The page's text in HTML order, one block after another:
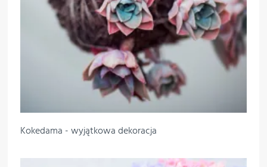
Kokedama - wyjątkowa dekoracja